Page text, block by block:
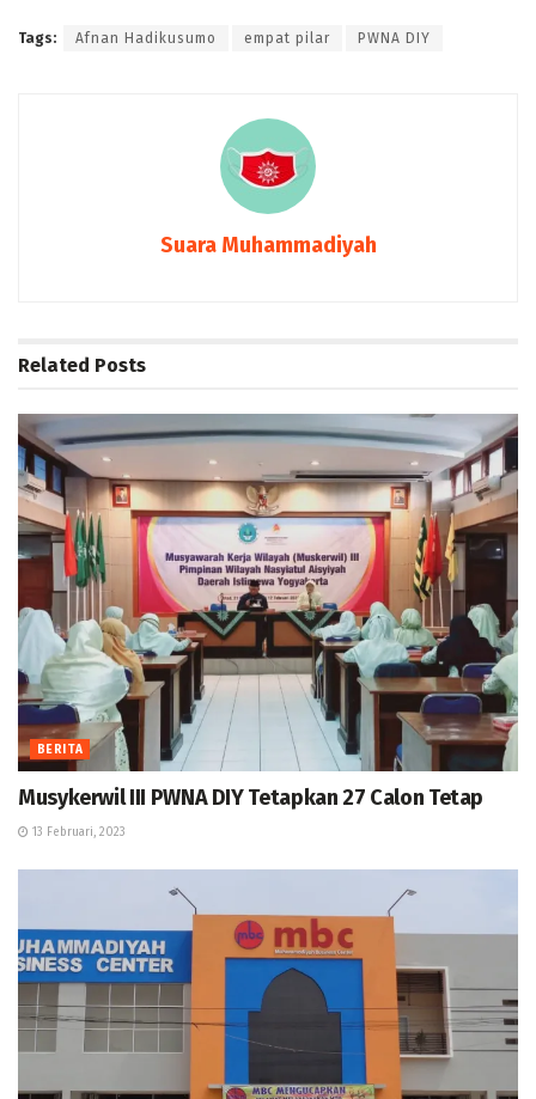
Tags: Afnan Hadikusumo empat pilar PWNA DIY
Suara Muhammadiyah
Related Posts
BERITA
Musykerwil III PWNA DIY Tetapkan 27 Calon Tetap
13 Februari, 2023